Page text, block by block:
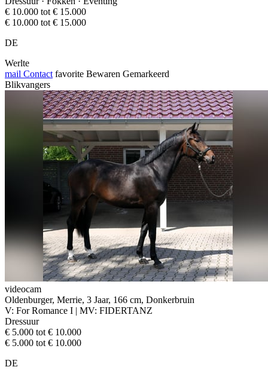
€ 10.000 tot € 15.000
€ 10.000 tot € 15.000
DE
Werlte
mail Contact favorite Bewaren Gemarkeerd
Blikvangers
videocam
Oldenburger, Merrie, 3 Jaar, 166 cm, Donkerbruin
V: For Romance I | MV: FIDERTANZ
Dressuur
€ 5.000 tot € 10.000
€ 5.000 tot € 10.000
DE